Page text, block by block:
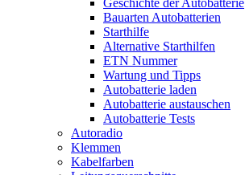
Geschichte der Autobatterie
Bauarten Autobatterien
Starthilfe
Alternative Starthilfen
ETN Nummer
Wartung und Tipps
Autobatterie laden
Autobatterie austauschen
Autobatterie Tests
Autoradio
Klemmen
Kabelfarben